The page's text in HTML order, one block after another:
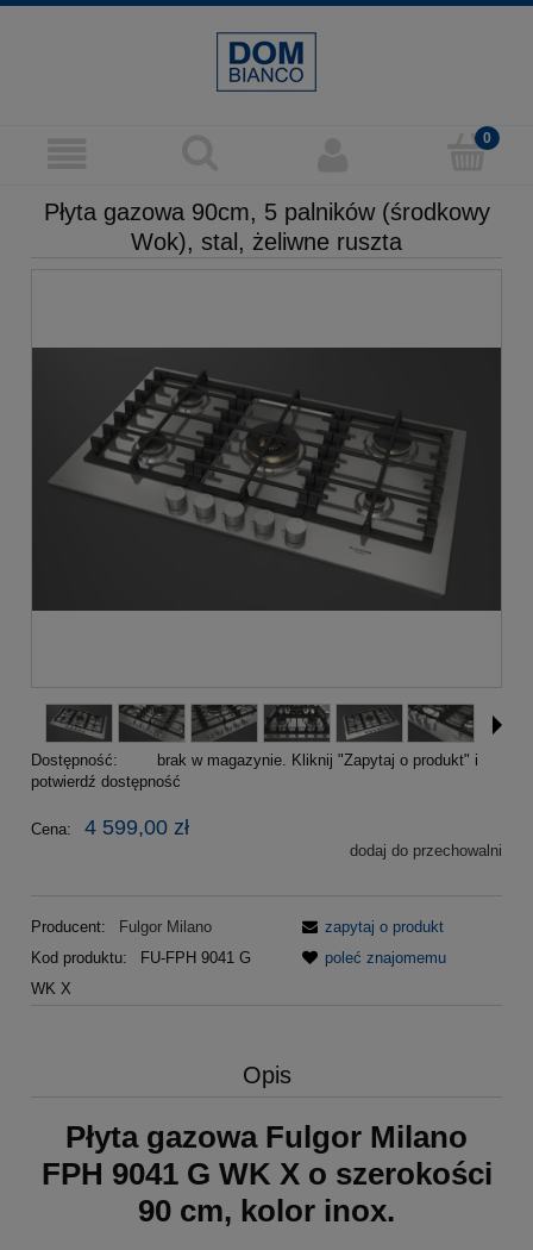
Płyta gazowa 90cm, 5 palników (środkowy
Wok), stal, żeliwne ruszta
Dostępność:
brak w magazynie. Kliknij "Zapytaj o produkt" i
potwierdź dostępność
Cena: 4 599,00 zł
dodaj do przechowalni
Producent:
Fulgor Milano
Kod produktu:
FU-FPH 9041 G
WK X
zapytaj o produkt
poleć znajomemu
Opis
Płyta gazowa Fulgor Milano
FPH 9041 G WK X o szerokości
90 cm, kolor inox.